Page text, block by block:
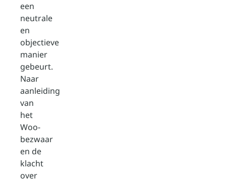
een
neutrale
en
objectieve
manier
gebeurt.
Naar
aanleiding
van
het
Woo-
bezwaar
en de
klacht
over